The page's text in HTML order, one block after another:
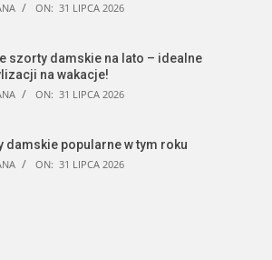
ON: 31 LIPCA 2026
szorty damskie na lato – idealne
na wakacje!
ON: 31 LIPCA 2026
damskie popularne w tym roku
ON: 31 LIPCA 2026